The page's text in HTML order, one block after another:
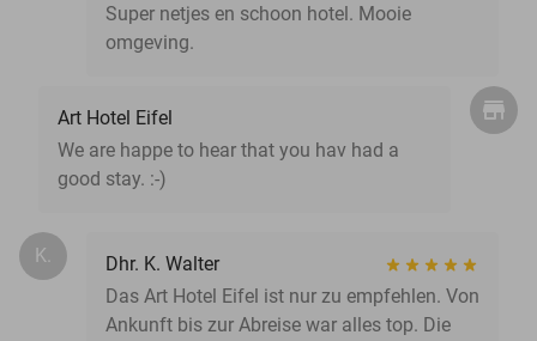
Super netjes en schoon hotel. Mooie
omgeving.
Art Hotel Eifel
We are happe to hear that you hav had a
good stay. :-)
K.
Dhr. K. Walter
Das Art Hotel Eifel ist nur zu empfehlen. Von
Ankunft bis zur Abreise war alles top. Die